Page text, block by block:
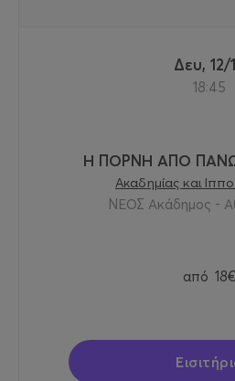
Δευ, 12/
18:45
Η ΠΟΡΝΗ ΑΠΟ ΠΑΝΩ
Ακαδημίας και
ΝΕΟΣ Ακάδημος -
από 18€